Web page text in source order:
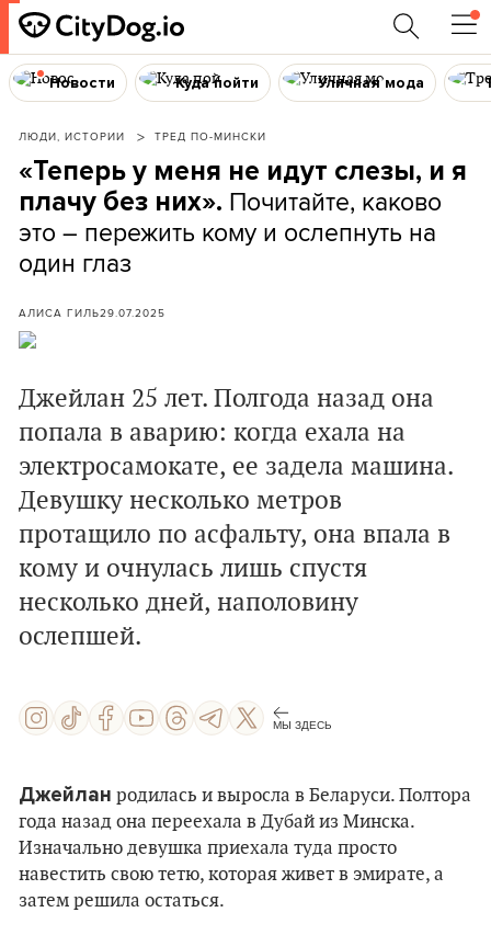
Новости Куда пойти Уличная мода
ЛЮДИ, ИСТОРИИ ТРЕД ПО-МИНСКИ
«Теперь у меня не идут слезы, и я
плачу без них». Почитайте, каково
это – пережить кому и ослепнуть на
один глаз
АЛИСА ГИЛЬ29.07.2025
Джейлан 25 лет. Полгода назад она
попала в аварию: когда ехала на
электросамокате, ее задела машина.
Девушку несколько метров
протащило по асфальту, она впала в
кому и очнулась лишь спустя
несколько дней, наполовину
ослепшей.
МЫ ЗДЕСЬ
Джейлан родилась и выросла в Беларуси. Полтора
года назад она переехала в Дубай из Минска.
Изначально девушка приехала туда просто
навестить свою тетю, которая живет в эмирате, а
затем решила остаться.